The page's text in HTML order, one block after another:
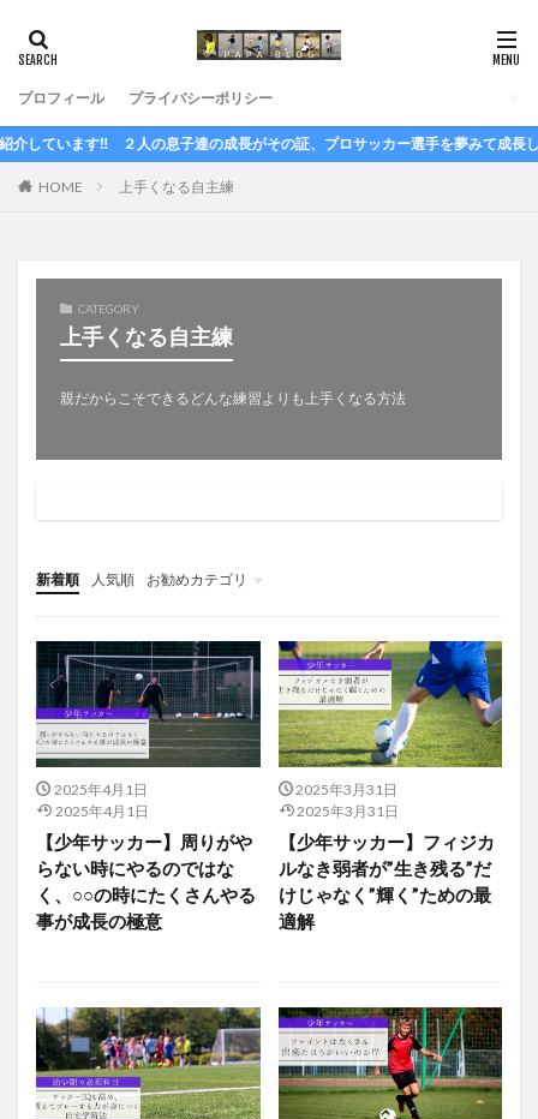
プロフィール プライバシーポリシー
‼ ２人の息子達の成長がその証、プロサッカー選手を夢みて成長していく
HOME 上手くなる自主練
CATEGORY
上手くなる自主練
親だからこそできるどんな練習よりも上手くなる方法
新着順 人気順
お勧めカテゴリ
上手くなる自主練
2025年4月1日
2025年4月1日
【少年サッカー】周りがや
らない時にやるのではな
く、○○の時にたくさんやる
事が成長の極意
2025年3月31日
2025年3月31日
【少年サッカー】フィジカ
ルなき弱者が”生き残る”だ
けじゃなく”輝く”ための最
適解